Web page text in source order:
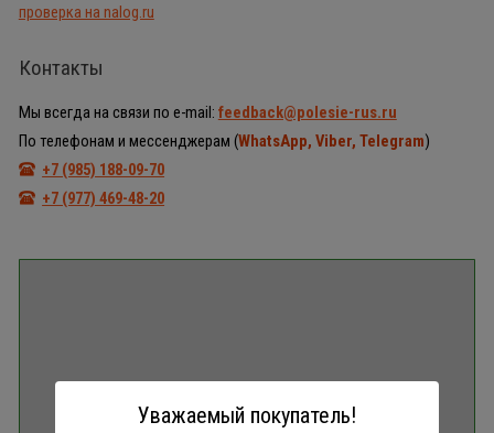
проверка на nalog.ru
Контакты
Мы всегда на связи по e-mail: feedback@polesie-rus.ru
По телефонам и мессенджерам (WhatsApp, Viber, Telegram)
+7 (985) 188-09-70
+7 (977) 469-48-20
Уважаемый покупатель!